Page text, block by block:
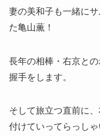
妻の美和子も一緒に
た亀山薫！
長年の相棒・右京と
握手をします。
そして旅立つ直前に
付けていってらっし